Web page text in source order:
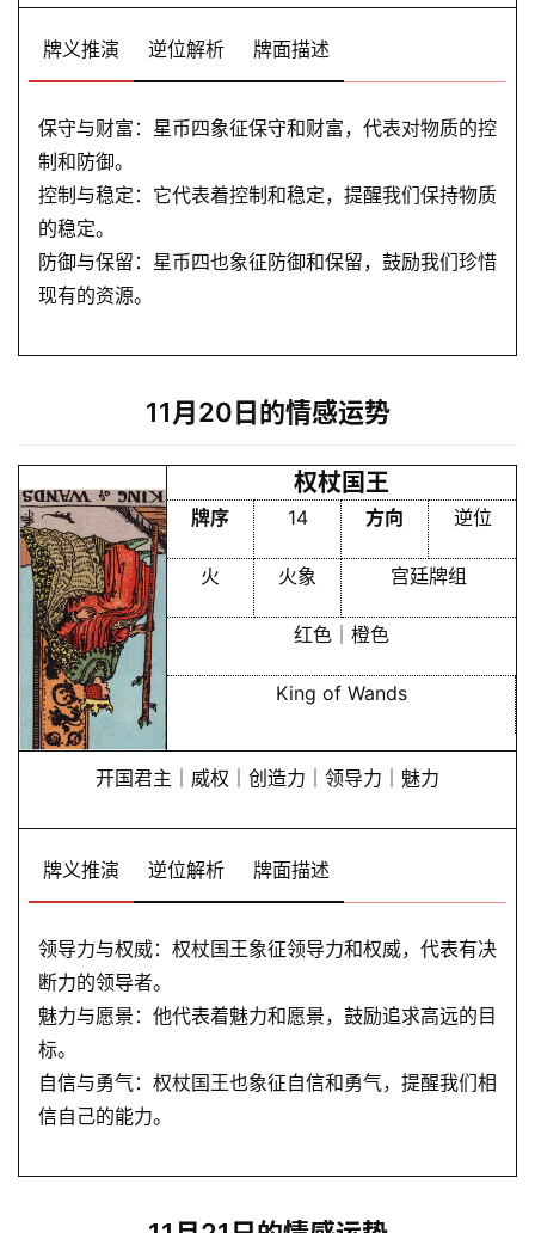
A
会
员
牌义推演 逆位解析 牌面描述
保守与财富：星币四象征保守和财富，代表对物质的控
制和防御。
控制与稳定：它代表着控制和稳定，提醒我们保持物质
的稳定。
防御与保留：星币四也象征防御和保留，鼓励我们珍惜
现有的资源。
11月20日的情感运势
权杖国王
牌序 14 方向 逆位
火 火象 宫廷牌组
红色｜橙色
King of Wands
开国君主｜威权｜创造力｜领导力｜魅力
牌义推演 逆位解析 牌面描述
领导力与权威：权杖国王象征领导力和权威，代表有决
断力的领导者。
魅力与愿景：他代表着魅力和愿景，鼓励追求高远的目
标。
自信与勇气：权杖国王也象征自信和勇气，提醒我们相
信自己的能力。